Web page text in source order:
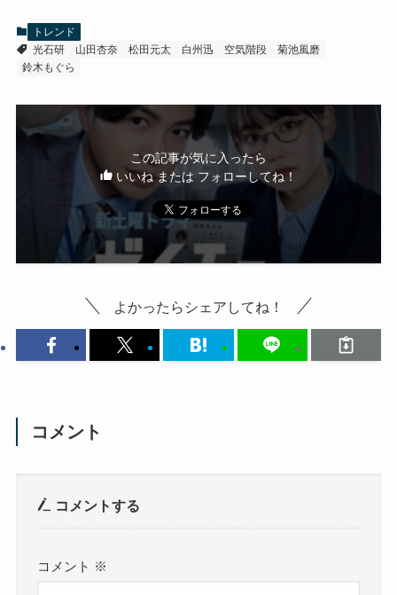
トレンド
光石研
山田杏奈 松田元太 白州迅 空気階段
菊池風磨
鈴木もぐら
この記事が気に入ったら
いいね または フォローしてね！
よかったらシェアしてね！
コメント
コメントする
コメント ※